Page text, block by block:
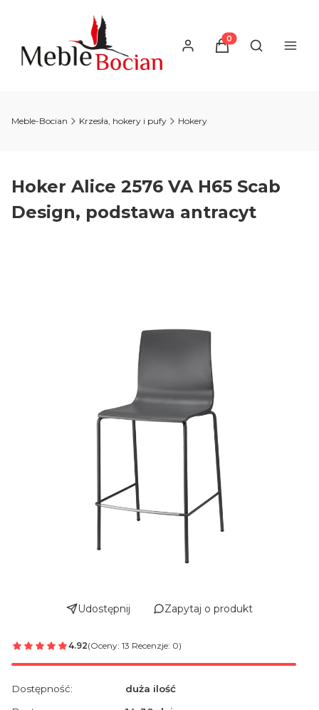
Produkty w
Otwórz
Meble-Bocian Krzesła, hokery i pufy Hokery
Hoker Alice 2576 VA H65 Scab
Design, podstawa antracyt
Udostępnij Zapytaj o produkt
4.92(Oceny: 13 Recenzje: 0)
Dostępność:
duża ilość